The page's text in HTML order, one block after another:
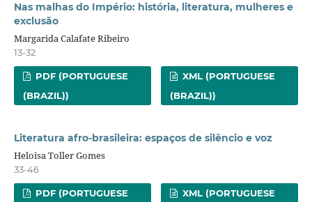
Nas malhas do Império: história, literatura, mulheres e
exclusão
Margarida Calafate Ribeiro
13-32
PDF (PORTUGUESE
(BRAZIL))
XML (PORTUGUESE
(BRAZIL))
Literatura afro-brasileira: espaços de silêncio e voz
Heloisa Toller Gomes
33-46
PDF (PORTUGUESE
XML (PORTUGUESE